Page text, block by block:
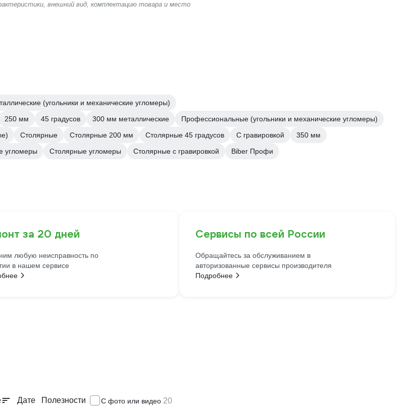
внешний вид, комплектацию товара и место
(угольники и механические угломеры)
250 мм 45 градусов 300 мм металлические
Профессиональные (угольники и механические угломеры)
Столярные Столярные 200 мм Столярные 45 градусов С гравировкой
350 мм
угломеры Столярные угломеры Столярные с гравировкой Biber Профи
за 20 дней
любую неисправность по
в нашем сервисе
Сервисы по всей России
Обращайтесь за обслуживанием в
авторизованные сервисы производителя
Подробнее
Дате Полезности С фото или видео 20